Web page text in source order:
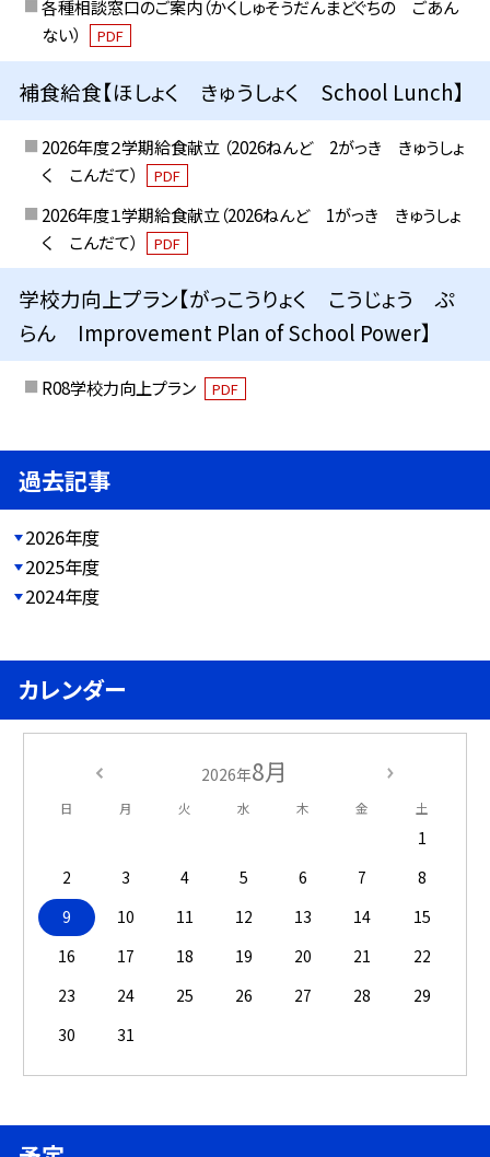
各種相談窓口のご案内（かくしゅそうだんまどぐちの ごあん
ない）
PDF
補食給食【ほしょく きゅうしょく School Lunch】
2026年度２学期給食献立 （2026ねんど 2がっき きゅうしょ
く こんだて）
PDF
2026年度１学期給食献立（2026ねんど 1がっき きゅうしょ
く こんだて）
PDF
学校力向上プラン【がっこうりょく こうじょう ぷ
らん Improvement Plan of School Power】
R08学校力向上プラン PDF
過去記事
2026年度
2025年度
2024年度
カレンダー
2026年8月
日 月 火 水 木 金 土
1
2
3 4 5 6 7
8
9
10 11 12 13 14
15
16
17 18 19 20 21
22
23
24 25 26 27 28
29
30
31